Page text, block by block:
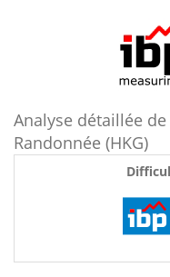
Analyse détaillée
Randonnée (HKG)